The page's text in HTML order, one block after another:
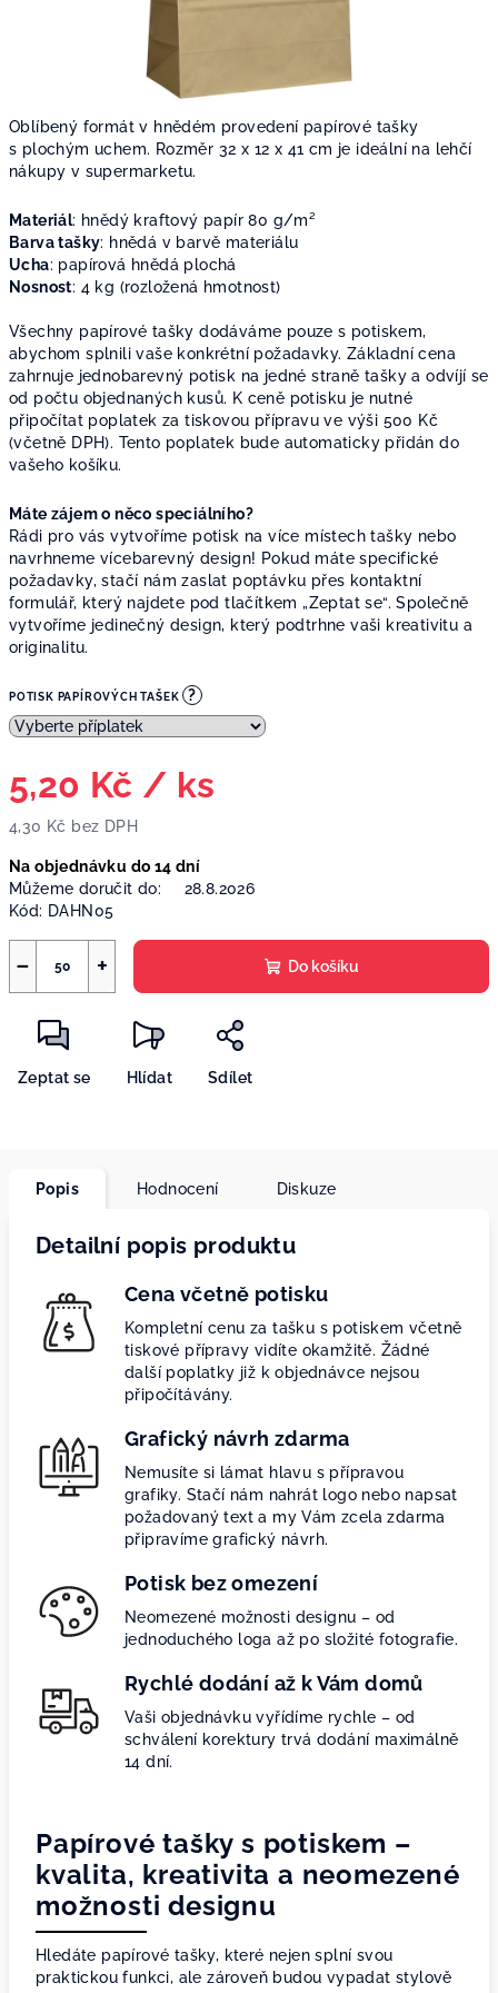
Oblíbený formát v hnědém provedení papírové tašky
s plochým uchem. Rozměr 32 x 12 x 41 cm je ideální na lehčí
nákupy v supermarketu.
Materiál: hnědý kraftový papír 80 g/m²
Barva tašky: hnědá v barvě materiálu
Ucha: papírová hnědá plochá
Nosnost: 4 kg (rozložená hmotnost)
Všechny papírové tašky dodáváme pouze s potiskem,
abychom splnili vaše konkrétní požadavky. Základní cena
zahrnuje jednobarevný potisk na jedné straně tašky a odvíjí se
od počtu objednaných kusů. K ceně potisku je nutné
připočítat poplatek za tiskovou přípravu ve výši 500 Kč
(včetně DPH). Tento poplatek bude automaticky přidán do
vašeho košíku.
Máte zájem o něco speciálního?
Rádi pro vás vytvoříme potisk na více místech tašky nebo
navrhneme vícebarevný design! Pokud máte specifické
požadavky, stačí nám zaslat poptávku přes kontaktní
formulář, který najdete pod tlačítkem „Zeptat se“. Společně
vytvoříme jedinečný design, který podtrhne vaši kreativitu a
originalitu.
POTISK PAPÍROVÝCH TAŠEK ?
5,20 Kč / ks
4,30 Kč bez DPH
cena:
Na objednávku do 14 dní
Můžeme doručit do:
28.8.2026
Kód: DAHN05
+
− Do košíku
Zeptat se Hlídat Sdílet
Popis Hodnocení Diskuze
Detailní popis produktu
Cena včetně potisku
Kompletní cenu za tašku s potiskem včetně
tiskové přípravy vidíte okamžitě. Žádné
další poplatky již k objednávce nejsou
připočítávány.
Grafický návrh zdarma
Nemusíte si lámat hlavu s přípravou
grafiky. Stačí nám nahrát logo nebo napsat
požadovaný text a my Vám zcela zdarma
připravíme grafický návrh.
Potisk bez omezení
Neomezené možnosti designu – od
jednoduchého loga až po složité fotografie.
Rychlé dodání až k Vám domů
Vaši objednávku vyřídíme rychle – od
schválení korektury trvá dodání maximálně
14 dní.
Papírové tašky s potiskem –
kvalita, kreativita a neomezené
možnosti designu
Hledáte papírové tašky, které nejen splní svou
praktickou funkci, ale zároveň budou vypadat stylově